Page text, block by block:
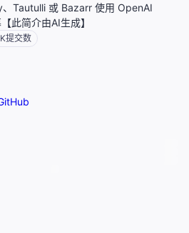
Tautulli 或 Bazarr 使用 OpenAI
此简介由AI生成】
提交数